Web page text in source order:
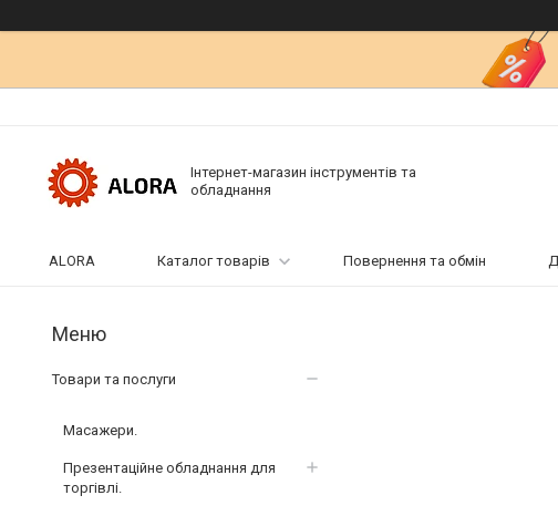
Інтернет-магазин інструментів та
обладнання
ALORA Каталог товарів Повернення та обмін
Товари та послуги
Масажери.
Презентаційне обладнання для
торгівлі.